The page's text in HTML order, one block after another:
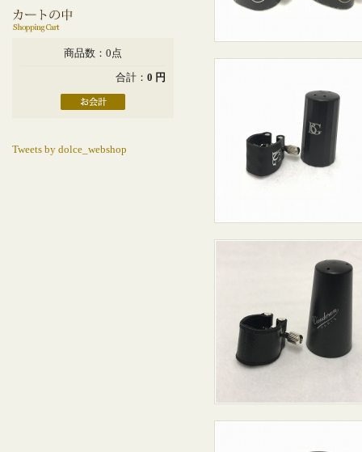
商品数：0点
合計： 0 円
Tweets by dolce_webshop